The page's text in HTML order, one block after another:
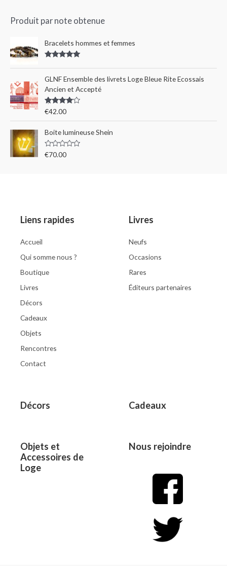
Produit par note obtenue
Bracelets hommes et femmes
out of 5
GLNF Ensemble des livrets Loge Bleue Rite Ecossais
Ancien et Accepté
Rated
€42.00
Boite lumineuse Shein
R
f
€70.00
Liens rapides
Accueil
Qui somme nous ?
Boutique
Livres
Décors
Cadeaux
Objets
Rencontres
Contact
Livres
Neufs
Occasions
Rares
Éditeurs partenaires
Décors Cadeaux
Objets et
Accessoires de
Loge
Nous rejoindre